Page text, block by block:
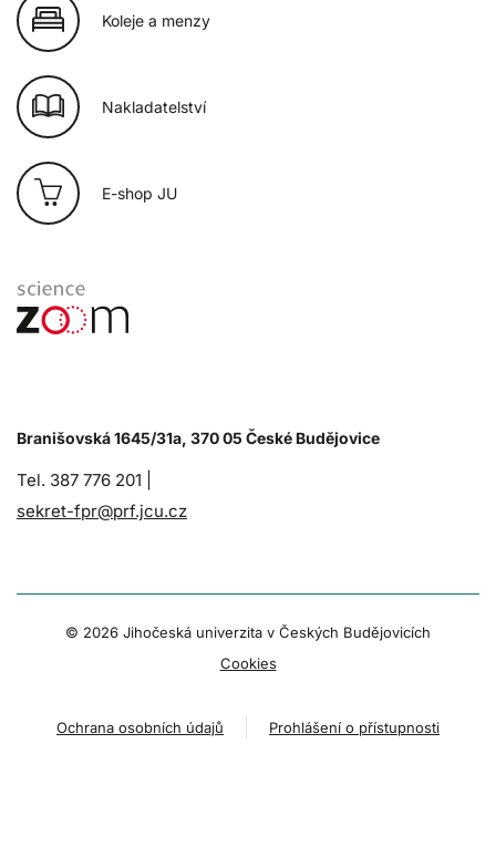
Koleje a menzy
Nakladatelství
E-shop JU
Branišovská 1645/31a, 370 05 České Budějovice
Tel. 387 776 201 |
sekret-fpr@prf.jcu.cz
© 2026 Jihočeská univerzita v Českých Budějovicích
Cookies
Ochrana osobních údajů Prohlášení o přístupnosti